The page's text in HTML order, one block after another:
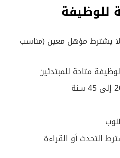
للوظيفة
لا يشترط مؤهل معين (مناسب
متاحة للمبتدئين
التحدث أو القراءة